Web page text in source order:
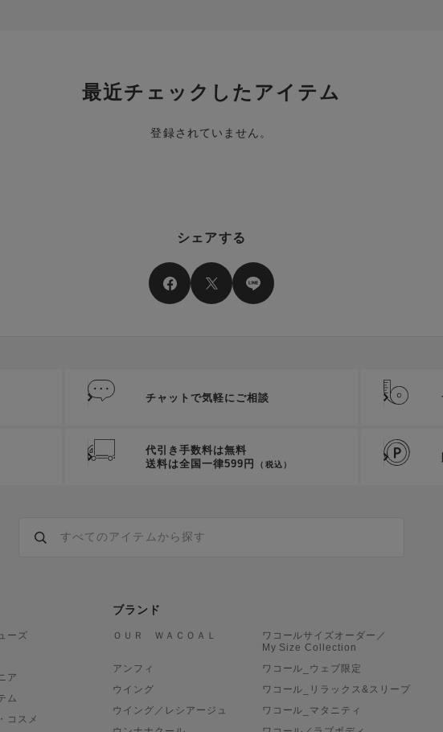
最近チェックしたアイテム
登録されていません。
シェアする
チャットで気軽にご相談
代引き手数料は無料
送料は全国一律599円
（税込）
ーズ
ア
ム
コスメ
ブランド
ＯＵＲ ＷＡＣＯＡＬ
アンフィ
ウイング
ウイング／レシアージュ
ワコールサイズオーダー／
My Size Collection
ワコール_ウェブ限定
ワコール_リラックス&スリープ
ワコール_マタニティ